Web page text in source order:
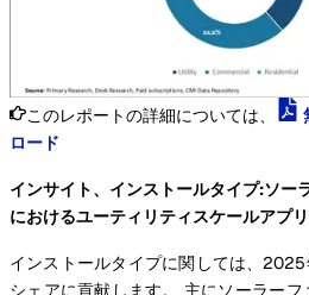
このレポートの詳細については、
ロード
インサイト、インストールタイプ:ソー
におけるユーティリティスケールアプ
インストールタイプに関しては、
シェアに貢献します。 主にソーラー